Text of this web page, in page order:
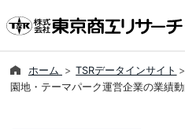
倒産・注目
ホーム TSRデータインサイト
園地・テーマパーク運営企業の業績